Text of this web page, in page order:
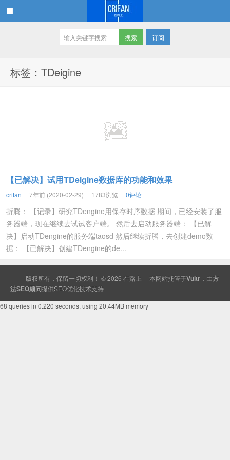
订阅
标签：TDeigine
【已解决】试用TDeigine数据库的功能和效果
crifan 7年前 (2020-02-29) 1783浏览 0评论
折腾： 【记录】研究TDengine用保存时序数据 期间，已经安装了服
务器端，现在继续去试试客户端。 然后去启动服务器端： 【已解
决】启动TDengine的服务端taosd 然后继续折腾，去创建demo数
据： 【已解决】创建TDengine的de...
版权所有，保留一切权利！ © 2026 在路上 本网站托管于Vultr ，由方
法SEO顾问提供SEO优化技术支持
68 queries in 0.220 seconds, using 20.44MB memory